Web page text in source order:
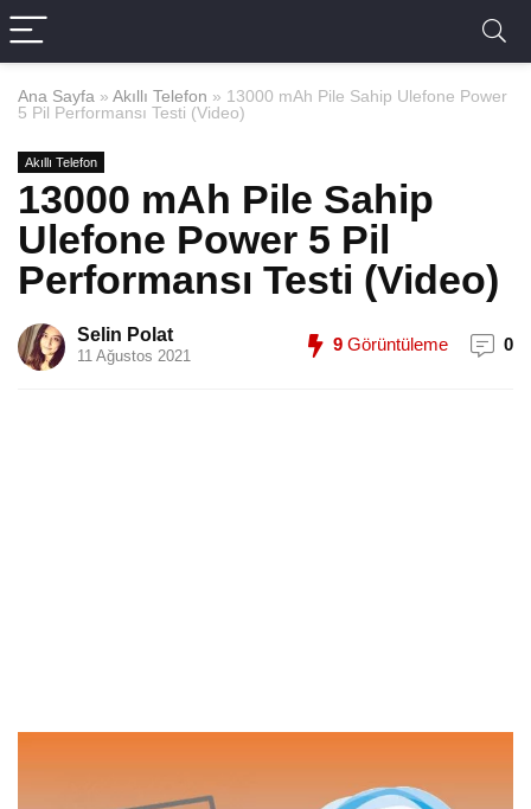
Ana Sayfa » Akıllı Telefon » 13000 mAh Pile Sahip Ulefone Power
5 Pil Performansı Testi (Video)
Akıllı Telefon
13000 mAh Pile Sahip
Ulefone Power 5 Pil
Performansı Testi (Video)
Selin Polat
11 Ağustos 2021
9 Görüntüleme 0